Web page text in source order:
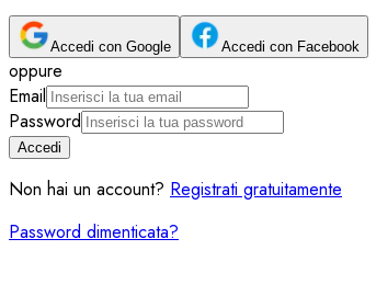
Accedi con Google Accedi con Facebook
oppure
Email
Password
Accedi
Non hai un account? Registrati gratuitamente
Password dimenticata?